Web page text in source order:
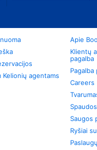
Kelionių agentams
Apie
Klientų
pagalba
Pagalba
Careers
Saugos
Ryšiai